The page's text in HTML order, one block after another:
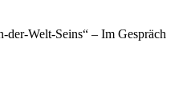
der-Welt-Seins“ – Im Gespräch